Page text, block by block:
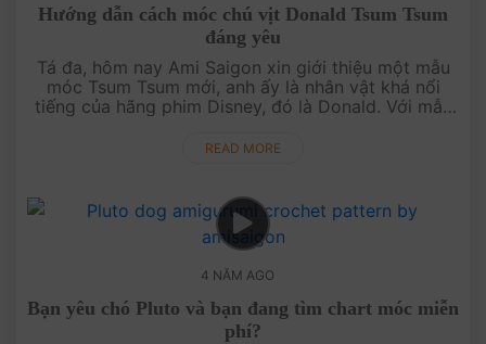
Hướng dẫn cách móc chú vịt Donald Tsum Tsum
đáng yêu
Tá đa, hôm nay Ami Saigon xin giới thiệu một mẫu
móc Tsum Tsum mới, anh ấy là nhân vật khá nổi
tiếng của hãng phim Disney, đó là Donald. Với mẫu
toàn có thể tự tay làm mộ....
READ MORE
4 NĂM AGO
Bạn yêu chó Pluto và bạn đang tìm chart móc miễn
phí?